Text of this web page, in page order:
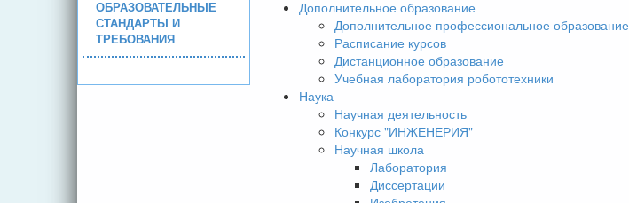
ОБРАЗОВАТЕЛЬНЫЕ
СТАНДАРТЫ И
ТРЕБОВАНИЯ
Дополнительное образование
Дополнительное профессиональное образование
Расписание курсов
Дистанционное образование
Учебная лаборатория робототехники
Наука
Научная деятельность
Конкурс "ИНЖЕНЕРИЯ"
Научная школа
Лаборатория
Диссертации